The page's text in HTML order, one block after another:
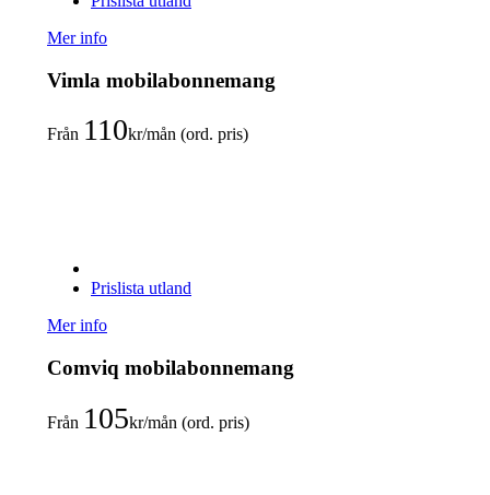
Mer info
Vimla mobilabonnemang
Från 110kr/mån (ord. pris)
Prislista utland
Mer info
Comviq mobilabonnemang
Från 105kr/mån (ord. pris)